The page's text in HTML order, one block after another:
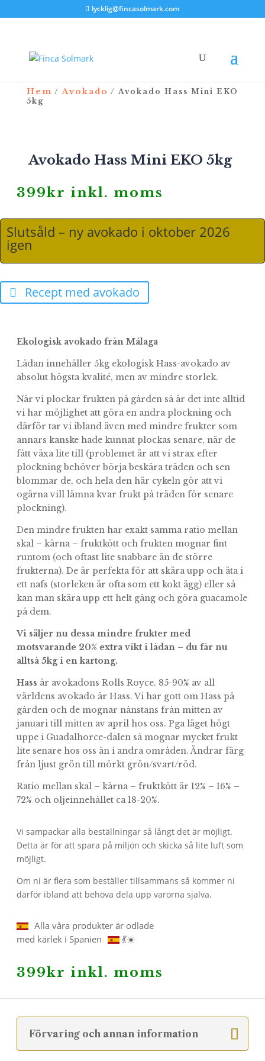
lycklig@fincasolmark.com
Hem /Avokado / Avokado Hass Mini EKO
5kg
Avokado Hass Mini EKO 5kg
399kr inkl. moms
Slutsåld – ny avokado i oktober 2026
igen
Recept med avokado
Ekologisk avokado från Málaga
Lådan innehåller 5kg ekologisk Hass-avokado av
absolut högsta kvalité, men av mindre storlek.
När vi plockar frukten på gården så är det inte alltid
vi har möjlighet att göra en andra plockning och
därför tar vi ibland även med mindre frukter som
annars kanske hade kunnat plockas senare, när de
fått växa lite till (problemet är att vi strax efter
plockning behöver börja beskära träden och sen
blommar de, och hela den här cykeln gör att vi
ogärna vill lämna kvar frukt på träden för senare
plockning).
Den mindre frukten har exakt samma ratio mellan
skal – kärna – fruktkött och frukten mognar fint
runtom (och oftast lite snabbare än de större
frukterna). De är perfekta för att skära upp och äta i
ett nafs (storleken är ofta som ett kokt ägg) eller så
kan man skära upp ett helt gäng och göra guacamole
på dem.
Vi säljer nu dessa mindre frukter med
motsvarande 20% extra vikt i lådan – du får nu
alltså 5kg i en kartong.
Hass är avokadons Rolls Royce. 85-90% av all
världens avokado är Hass. Vi har gott om Hass på
gården och de mognar nånstans från mitten av
januari till mitten av april hos oss. Pga läget högt
uppe i Guadalhorce-dalen så mognar mycket frukt
lite senare hos oss än i andra områden. Ändrar färg
från ljust grön till mörkt grön/svart/röd.
Ratio mellan skal – kärna – fruktkött är 12% – 16% –
72% och oljeinnehållet ca 18-20%.
Vi sampackar alla beställningar så långt det är möjligt.
Detta är för att spara på miljön och skicka så lite luft som
möjligt.
Om ni är flera som beställer tillsammans så kommer ni
därför ibland att behöva dela upp varorna själva.
Alla våra produkter är odlade
med kärlek i Spanien
💃☀️
399kr inkl. moms
Förvaring och annan information